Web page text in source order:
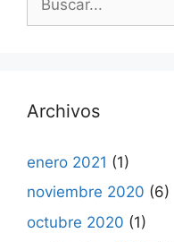
Archivos
enero 2021 (1)
noviembre 2020 (6)
octubre 2020 (1)